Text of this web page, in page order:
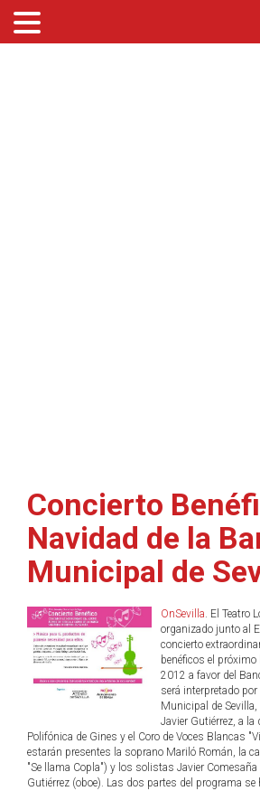
Concierto
Navidad de la
Municipal de
OnSevilla. El Teatro
organizado junto al
concierto
benéficos el
2012 a favor del
será interpretado
Municipal de
Javier Gutiérrez, a la
Polifónica de Gines y el Coro de Voces Blancas
estarán presentes la soprano Mariló Román, la
"Se llama Copla") y los solistas Javier
Gutiérrez (oboe). Las dos partes del programa